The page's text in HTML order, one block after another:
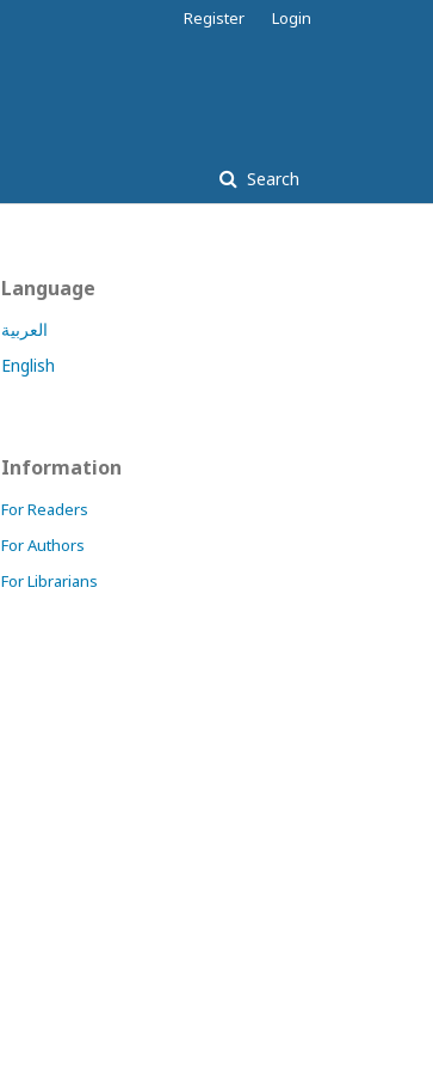
Search
Register Login
Language
العربية
English
Information
For Readers
For Authors
For Librarians